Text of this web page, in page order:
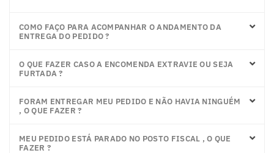
COMO FAÇO PARA ACOMPANHAR O ANDAMENTO DA
ENTREGA DO PEDIDO ?
O QUE FAZER CASO A ENCOMENDA EXTRAVIE OU SEJA
FURTADA ?
FORAM ENTREGAR MEU PEDIDO E NÃO HAVIA NINGUÉM
, O QUE FAZER ?
MEU PEDIDO ESTÁ PARADO NO POSTO FISCAL , O QUE
FAZER ?